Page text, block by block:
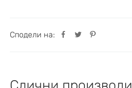
Сподели на: